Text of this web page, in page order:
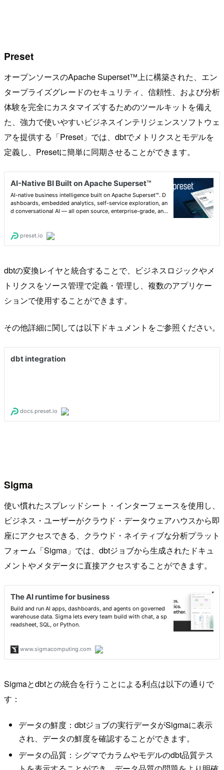
Preset
オープンソースのApache Superset™上に構築された、エン
タープライズグレードのセキュリティ、信頼性、および分析
体験を完全にカスタマイズするためのツールキットを備え
た、強力で使いやすいビジネスインテリジェンスソフトウェ
アを提供する「Preset」では、dbtでメトリクスとモデルを
定義し、Presetに簡単に同期させることができます。
dbtの変換レイヤと統合することで、ビジネスロジックやメ
トリクスをソース管理で定義・管理し、複数のアプリケー
ションで使用することができます。
その他詳細に関しては以下ドキュメントをご参照ください。
Sigma
使い慣れたスプレッドシート・インターフェースを使用し、
ビジネス・ユーザーがクラウド・データウェアハウスから即
座にアクセスできる、クラウド・ネイティブな分析プラット
フォーム「Sigma」では、dbtジョブから生成されたドキュ
メントやメタデータに直接アクセスすることができます。
Sigmaとdbtとの統合を行うことによる利点は以下の通りで
す：
データの鮮度：dbtジョブの実行データがSigmaに表示
され、データの鮮度を確認することができます。
データの品質：シグマでカラムやモデルのdbt品質テス